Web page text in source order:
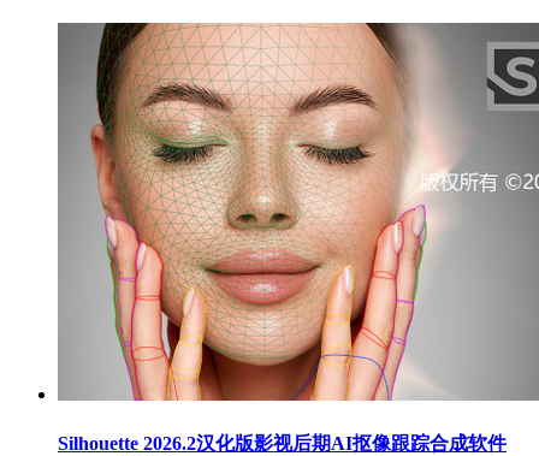
Silhouette 2026.2汉化版影视后期AI抠像跟踪合成软件